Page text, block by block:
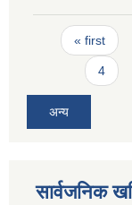
Pages
« first
4
अन्य
सार्वजनिक